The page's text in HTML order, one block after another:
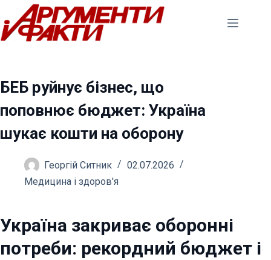
Перейти
до
вмісту
БЕБ руйнує бізнес, що
поповнює бюджет: Україна
шукає кошти на оборону
Георгій Ситник
02.07.2026
Медицина і здоров'я
Україна закриває оборонні
потреби: рекордний бюджет і